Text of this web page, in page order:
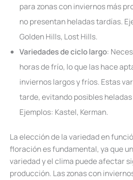
para zonas con inviernos más
no presentan heladas tardías.
Golden Hills, Lost Hills.
Variedades de ciclo largo:
horas de frío, lo que las hace
inviernos largos y fríos. Estas
tarde, evitando posibles
Ejemplos: Kastel, Kerman.
La elección de la variedad en
floración es fundamental, ya que
variedad y el clima puede afectar
producción. Las zonas con